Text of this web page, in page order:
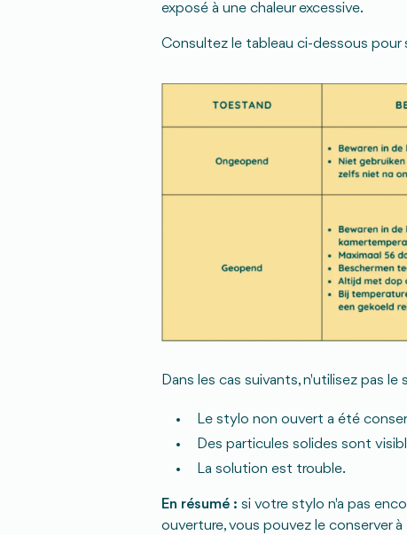
exposé à une chaleur excessive.
Consultez le tableau ci-dessous pour
Dans les cas suivants, n'utilisez pas
Le stylo non ouvert a été
Des particules solides sont
La solution est trouble.
En résumé : si votre stylo n'a pas
ouverture, vous pouvez le conserver